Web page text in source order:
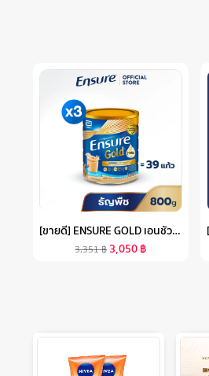
[ขายดี] ENSURE GOLD เอนชัวร์ โกลด์ กลิ่นธัญพืช 800G 3 กระป๋อง ENSURE GOLD WHEAT 800G X3
3,351฿ 3,050฿